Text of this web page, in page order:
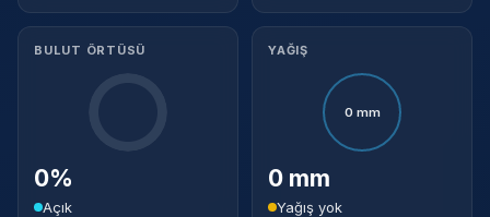
BULUT ÖRTÜSÜ
0%
Açık
YAĞIŞ
0 mm
0 mm
Yağış yok